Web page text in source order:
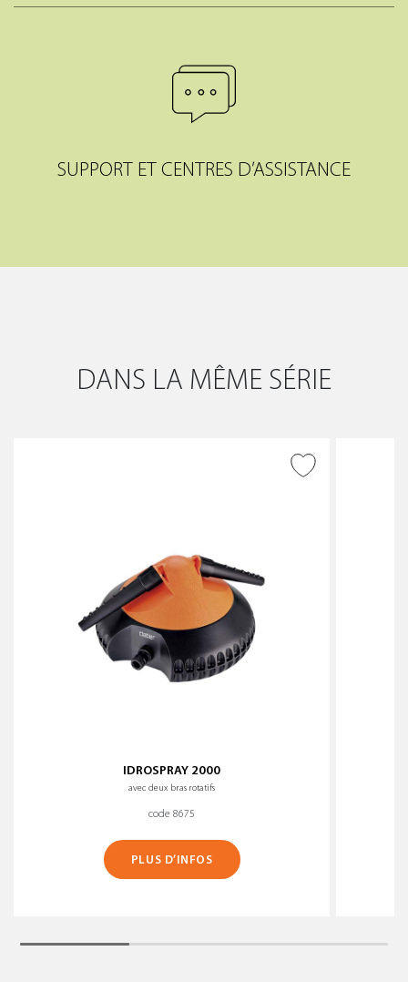
SUPPORT ET CENTRES D’ASSISTANCE
DANS LA MÊME SÉRIE
IDROSPRAY 2000
avec deux bras rotatifs
code 8675
PLUS D’INFOS